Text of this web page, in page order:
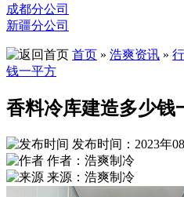
成都分公司
新疆分公司
首页 » 浩爽资讯 »
钱一平方
香料冷库建造多少钱
发布时间：2023年
作者：浩爽制冷
来源：浩爽制冷